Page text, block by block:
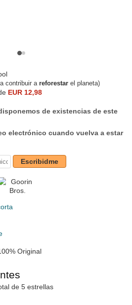
contribuir a reforestar el planeta)
EUR 12,98
de existencias de este
electrónico cuando vuelva a estar
Escribidme
Original
de 5 estrellas